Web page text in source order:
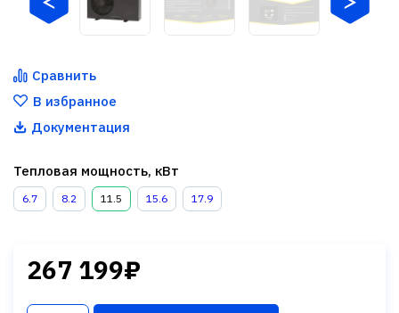
Сравнить
В избранное
Документация
Тепловая мощность, кВт
6.7 8.2 11.5 15.6 17.9
267 199₽